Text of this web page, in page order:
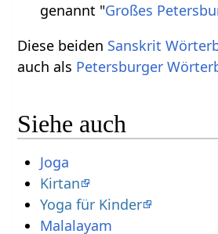
genannt "Großes
Diese beiden Sanskrit
auch als Petersburger
Siehe auch
Joga
Kirtan
Yoga für Kinder